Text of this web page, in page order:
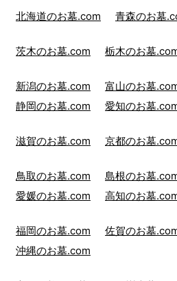
北海道のお墓.com 青森のお墓
茨木のお墓.com 栃木のお墓
新潟のお墓.com 富山のお墓
静岡のお墓.com
愛知のお墓
滋賀のお墓.com 京都のお墓
鳥取のお墓.com 島根のお墓
愛媛のお墓.com
高知のお墓
福岡のお墓.com 佐賀のお墓
沖縄のお墓.com